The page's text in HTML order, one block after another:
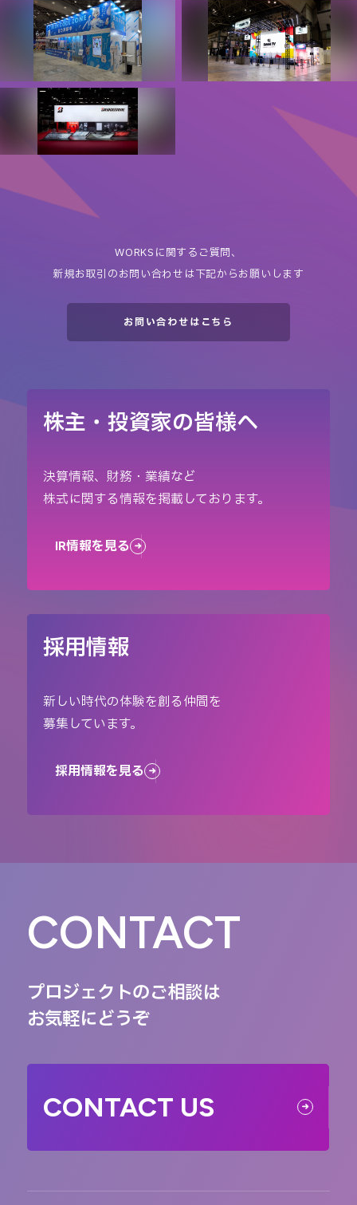
- 人生ゲーム REBORN in 2050
みんなのチカラで、未来をすす
め。 -
日本生命保険相互会社
AnimeJapan2025 DMM.com
／DMM TV ブース
合同会社DMM.com
夏・冬コミックマーケット
IRIAM出展ブース
株式会社IRIAM
Bridgestone Motor Show
株式会社ブリヂストン
WORKSに関するご質問、
新規お取引のお問い合わせは下記からお願いします
お問い合わせはこちら
株主・投資家の皆様へ
決算情報、財務・業績など
株式に関する情報を掲載しております。
IR情報を見る
採用情報
新しい時代の体験を創る仲間を
募集しています。
採用情報を見る
CONTACT
プロジェクトのご相談は
お気軽にどうぞ
CONTACT US